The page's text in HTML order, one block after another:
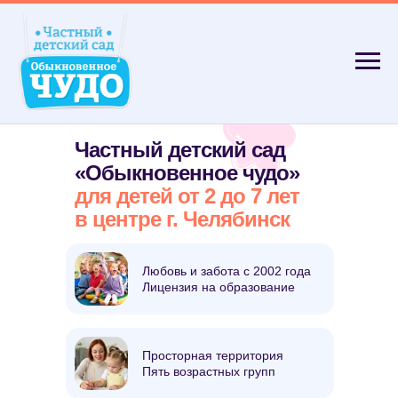
Частный детский сад
«Обыкновенное чудо»
для детей от 2 до 7 лет
в центре г. Челябинск
Любовь и забота с 2002 года
Лицензия на образование
Просторная территория
Пять возрастных групп